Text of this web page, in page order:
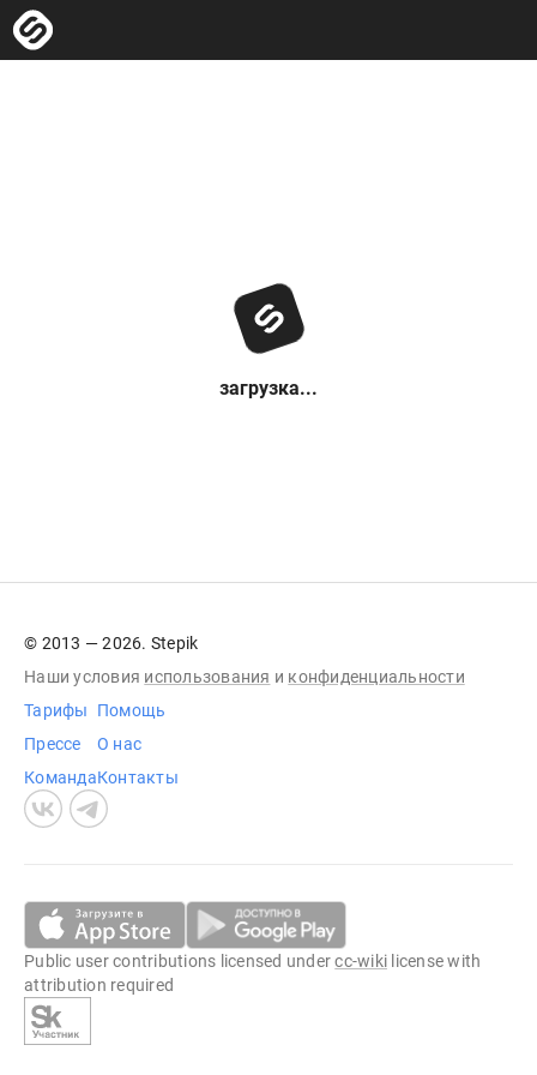
загрузка...
© 2013 — 2026. Stepik
Наши условия использования и конфиденциальности
Тарифы
Прессе
Команда
Помощь
О нас
Контакты
Public user contributions licensed undercc-wiki license with
attribution required